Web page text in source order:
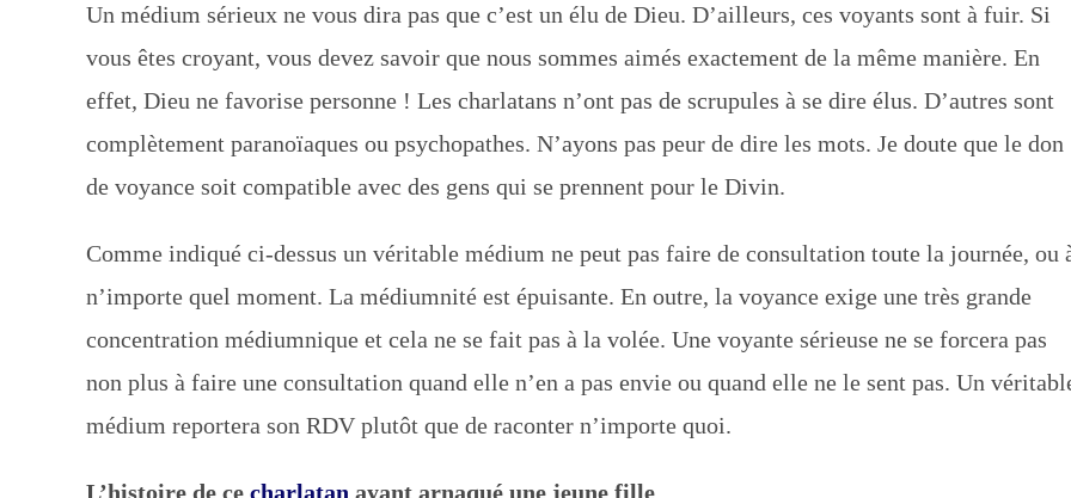
Un médium sérieux ne vous dira pas que c’est un élu de Dieu. D’ailleurs, ces voyants sont à fuir. Si
vous êtes croyant, vous devez savoir que nous sommes aimés exactement de la même manière. En
effet, Dieu ne favorise personne ! Les charlatans n’ont pas de scrupules à se dire élus. D’autres sont
complètement paranoïaques ou psychopathes. N’ayons pas peur de dire les mots. Je doute que le don
de voyance soit compatible avec des gens qui se prennent pour le Divin.
Comme indiqué ci-dessus un véritable médium ne peut pas faire de consultation toute la journée, ou
n’importe quel moment. La médiumnité est épuisante. En outre, la voyance exige une très grande
concentration médiumnique et cela ne se fait pas à la volée. Une voyante sérieuse ne se forcera pas
non plus à faire une consultation quand elle n’en a pas envie ou quand elle ne le sent pas. Un
médium reportera son RDV plutôt que de raconter n’importe quoi.
L’histoire de ce charlatan ayant arnaqué une jeune fille